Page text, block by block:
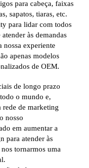
para cabeça, faixas
sapatos, tiaras, etc.
para lidar com todos
às demandas
nossa experiente
apenas modelos
de OEM.
de longo prazo
o mundo e,
rede de marketing
nosso
em aumentar a
para atender às
tornarmos uma